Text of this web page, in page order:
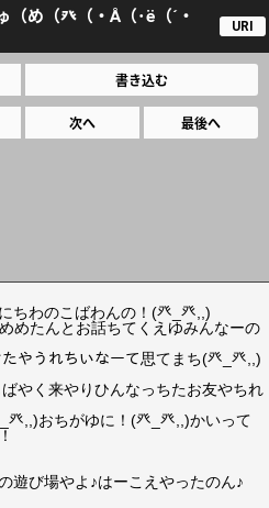
め（癶（・Å（･ё（´・
URI
書き込む
次へ 最後へ
ばわんの！(癶_癶,,)
とお話ちてくえゆみんなーの
うれちいなーて思てまち(癶_癶,,)
やく来やりひんなっちたお友やちれ
おちがゆに！(癶_癶,,)かいって
遊び場やよ♪はーこえやったのん♪